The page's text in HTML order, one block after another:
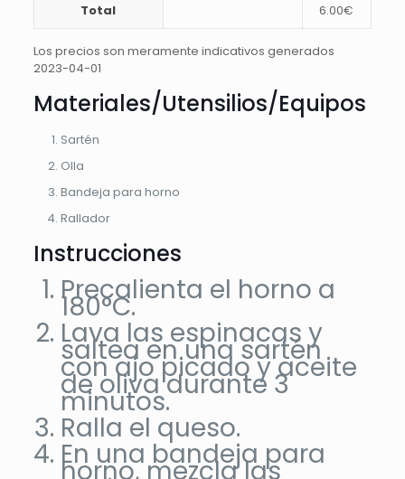
Total 6.00€
Los precios son meramente indicativos generados
2023-04-01
Materiales/Utensilios/Equipos
Sartén
Olla
Bandeja para horno
Rallador
Instrucciones
Precalienta el horno a
180°C.
Lava las espinacas y
saltea en una sartén
con ajo picado y aceite
de oliva durante 3
minutos.
Ralla el queso.
En una bandeja para
horno, mezcla las